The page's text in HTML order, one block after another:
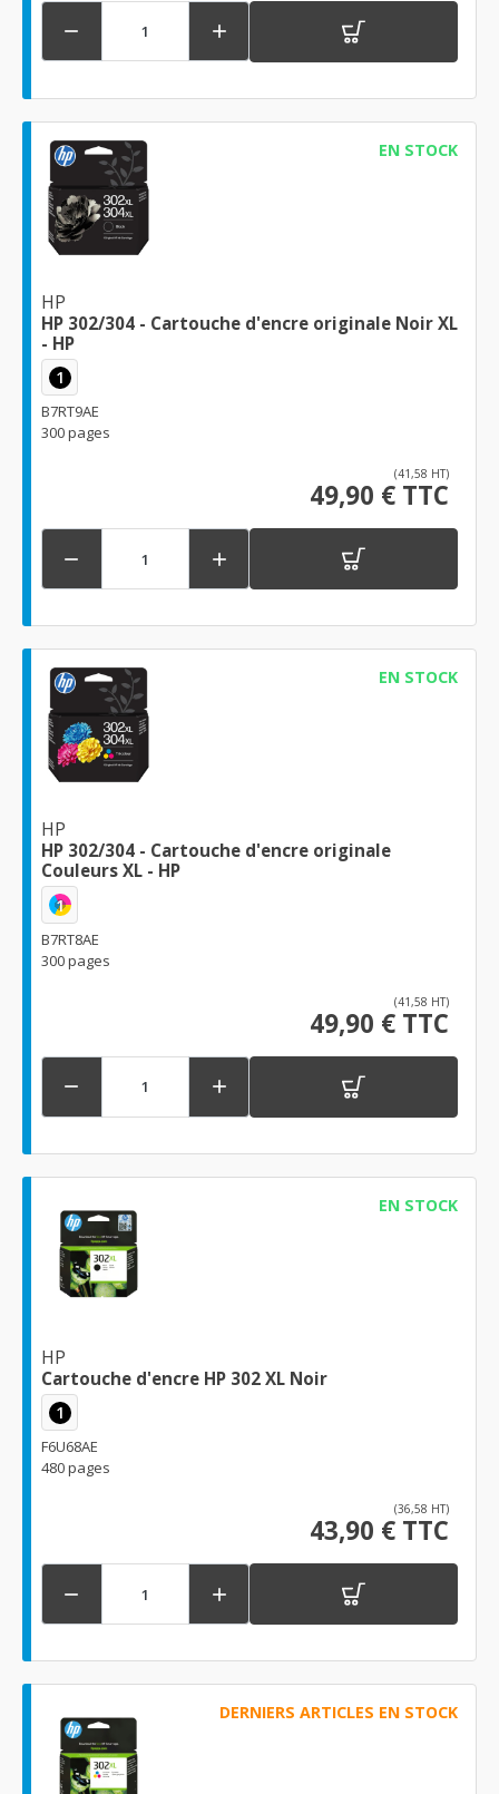
 
EN STOCK
HP
HP 302/304 - Cartouche d'encre originale Noir XL
- HP
1
B7RT9AE
300 pages
(41,58 HT)
49,90 € TTC
 
EN STOCK
HP
HP 302/304 - Cartouche d'encre originale
Couleurs XL - HP
1
B7RT8AE
300 pages
(41,58 HT)
49,90 € TTC
 
EN STOCK
HP
Cartouche d'encre HP 302 XL Noir
1
F6U68AE
480 pages
(36,58 HT)
43,90 € TTC
 
DERNIERS ARTICLES EN STOCK